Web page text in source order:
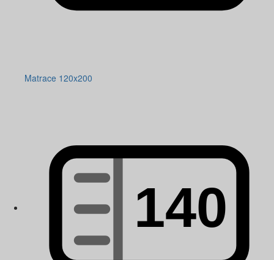
Matrace 120x200